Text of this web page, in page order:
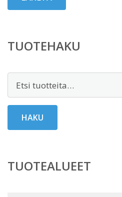
TUOTEHAKU
HAKU
TUOTEALUEET